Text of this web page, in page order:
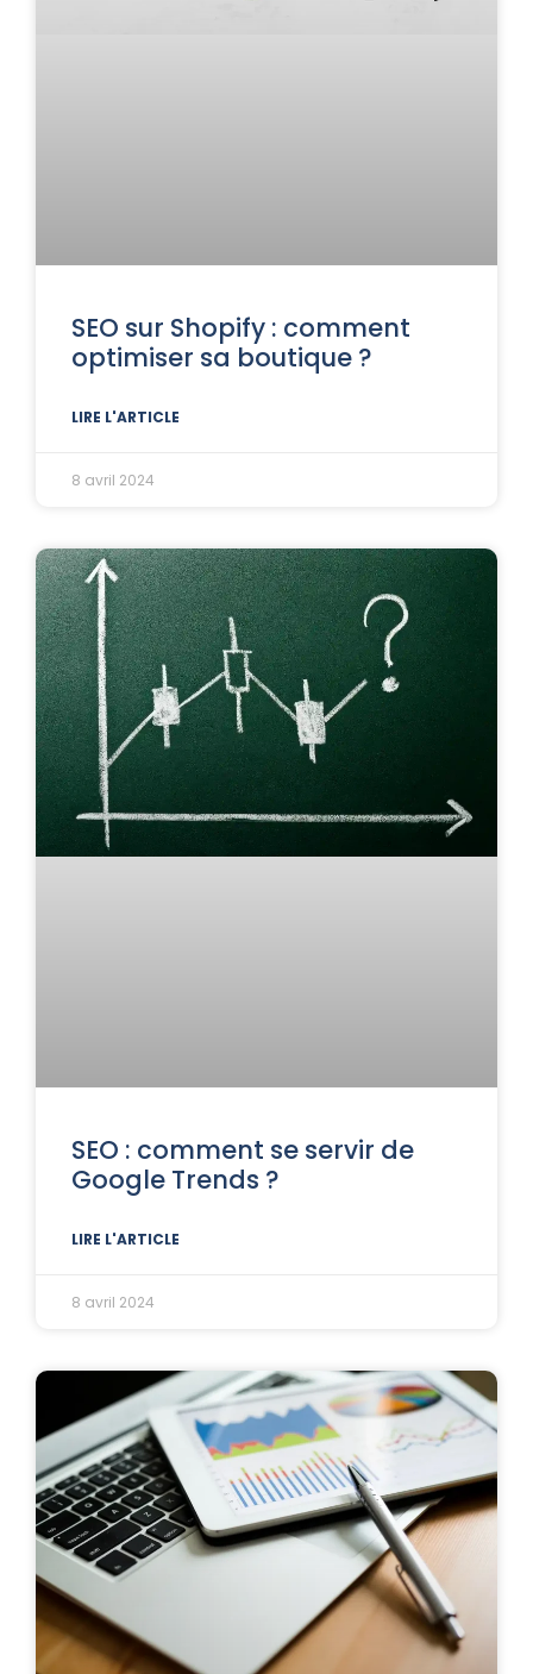
SEO sur Shopify : comment
optimiser sa boutique ?
LIRE L'ARTICLE
8 avril 2024
SEO : comment se servir de
Google Trends ?
LIRE L'ARTICLE
8 avril 2024